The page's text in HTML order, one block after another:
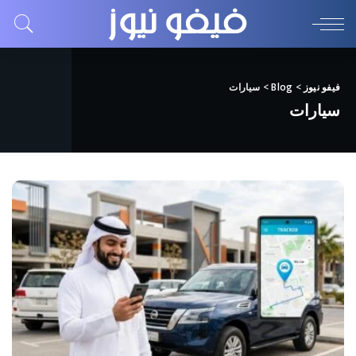
فيفو نيوز >
Blog
> سيارات
سيارات